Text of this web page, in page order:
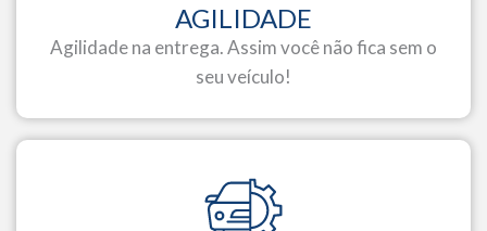
AGILIDADE
Agilidade na entrega. Assim você não fica sem o
seu veículo!